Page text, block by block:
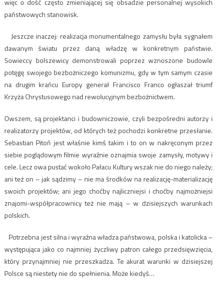
więc o dość często zmieniającej się obsadzie personalnej wysokich
państwowych stanowisk.
Jeszcze inaczej: realizacja monumentalnego zamysłu była sygnałem
dawanym światu przez daną władzę w konkretnym państwie.
Sowieccy bolszewicy demonstrowali poprzez wznoszone budowle
potęgę swojego bezbożniczego komunizmu, gdy w tym samym czasie
na drugim krańcu Europy generał Francisco Franco ogłaszał triumf
Krzyża Chrystusowego nad rewolucyjnym bezbożnictwem.
Owszem, są projektanci i budowniczowie, czyli bezpośredni autorzy i
realizatorzy projektów, od których też pochodzi konkretne przesłanie.
Sebastian Pitoń jest właśnie kimś takim i to on w nakręconym przez
siebie poglądowym filmie wyraźnie oznajmia swoje zamysły, motywy i
cele. Lecz owa pustać wokoło Pałacu Kultury wszak nie do niego należy;
ani też on – jak sądzimy – nie ma środków na realizację-materializację
swoich projektów; ani jego choćby najliczniejsi i choćby najmożniejsi
znajomi-współpracownicy też nie mają – w dzisiejszych warunkach
polskich.
Potrzebna jest silna i wyraźna władza państwowa, polska i katolicka –
występująca jako co najmniej życzliwy patron całego przedsięwzięcia,
który przynajmniej nie przeszkadza. Te akurat warunki w dzisiejszej
Polsce są niestety nie do spełnienia. Może kiedyś…